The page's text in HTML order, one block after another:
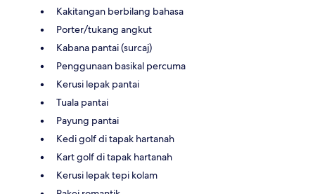
Kakitangan berbilang bahasa
Porter/tukang angkut
Kabana pantai (surcaj)
Penggunaan basikal percuma
Kerusi lepak pantai
Tuala pantai
Payung pantai
Kedi golf di tapak hartanah
Kart golf di tapak hartanah
Kerusi lepak tepi kolam